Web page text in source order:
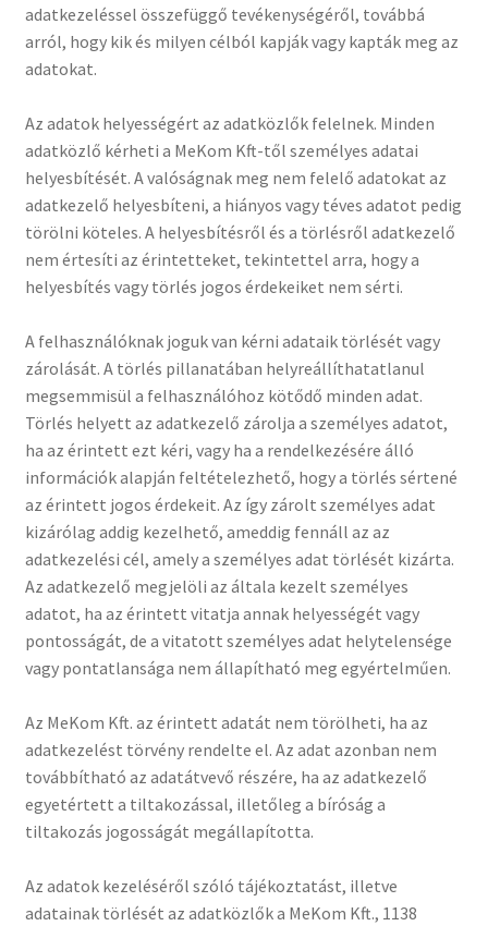
adatkezeléssel összefüggő tevékenységéről, továbbá
arról, hogy kik és milyen célból kapják vagy kapták meg az
adatokat.
Az adatok helyességért az adatközlők felelnek. Minden
adatközlő kérheti a MeKom Kft-től személyes adatai
helyesbítését. A valóságnak meg nem felelő adatokat az
adatkezelő helyesbíteni, a hiányos vagy téves adatot pedig
törölni köteles. A helyesbítésről és a törlésről adatkezelő
nem értesíti az érintetteket, tekintettel arra, hogy a
helyesbítés vagy törlés jogos érdekeiket nem sérti.
A felhasználóknak joguk van kérni adataik törlését vagy
zárolását. A törlés pillanatában helyreállíthatatlanul
megsemmisül a felhasználóhoz kötődő minden adat.
Törlés helyett az adatkezelő zárolja a személyes adatot,
ha az érintett ezt kéri, vagy ha a rendelkezésére álló
információk alapján feltételezhető, hogy a törlés sértené
az érintett jogos érdekeit. Az így zárolt személyes adat
kizárólag addig kezelhető, ameddig fennáll az az
adatkezelési cél, amely a személyes adat törlését kizárta.
Az adatkezelő megjelöli az általa kezelt személyes
adatot, ha az érintett vitatja annak helyességét vagy
pontosságát, de a vitatott személyes adat helytelensége
vagy pontatlansága nem állapítható meg egyértelműen.
Az MeKom Kft. az érintett adatát nem törölheti, ha az
adatkezelést törvény rendelte el. Az adat azonban nem
továbbítható az adatátvevő részére, ha az adatkezelő
egyetértett a tiltakozással, illetőleg a bíróság a
tiltakozás jogosságát megállapította.
Az adatok kezeléséről szóló tájékoztatást, illetve
adatainak törlését az adatközlők a MeKom Kft., 1138